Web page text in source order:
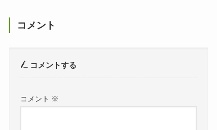
コメント
コメントする
コメント ※